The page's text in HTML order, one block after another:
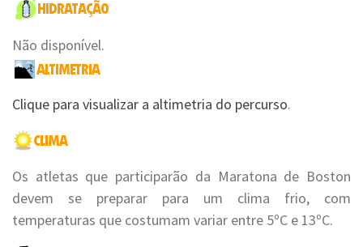
Não disponível.
Clique para visualizar a altimetria do percurso.
Os atletas que participarão da Maratona de Boston
devem se preparar para um clima frio, com
temperaturas que costumam variar entre 5ºC e 13ºC.